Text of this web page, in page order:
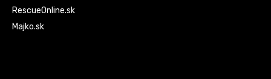
RescueOnline.sk
Majko.sk